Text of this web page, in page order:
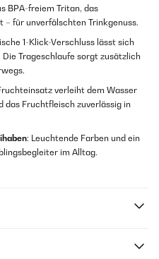
BPA-freiem Tritan, das
für unverfälschten Trinkgenuss.
1-Klick-Verschluss lässt sich
Trageschlaufe sorgt zusätzlich
verleiht dem Wasser
Fruchtfleisch zuverlässig in
: Leuchtende Farben und ein
im Alltag.